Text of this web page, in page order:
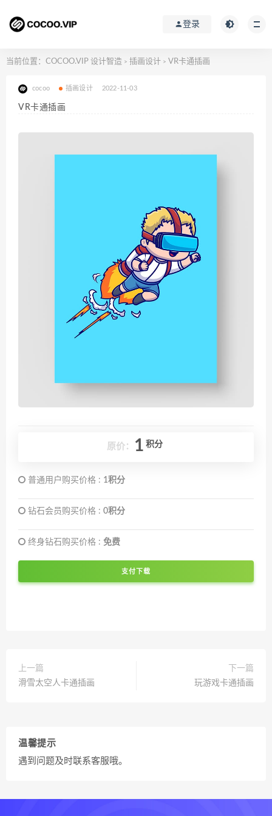
登录
当前位置： COCOO.VIP 设计智造 > 插画设计 > VR卡通插画
cocoo 插画设计 2022-11-03
VR卡通插画
原价： 1 积分
普通用户购买价格 : 1积分
钻石会员购买价格 : 0积分
终身钻石购买价格 : 免费
支付下载
上一篇
滑雪太空人卡通插画
下一篇
玩游戏卡通插画
温馨提示
遇到问题及时联系客服哦。